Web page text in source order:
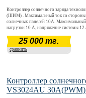
Контроллер солнечного заряда
(ШИМ) . Максимальный ток со стороны
солнечных панелей 10А. Максимальный
нагрузки 10 А, напряжение системы 12
разъема USB2.0 5,0V 2A
25 000 тг.
сравнить
Контроллер
VS3024AU